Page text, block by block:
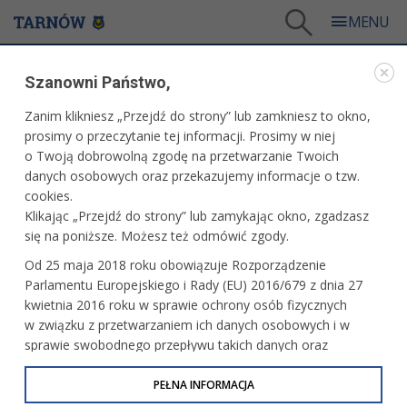
Azoty Tauron Tarnów - Unibax Toruń
WARTO ZOBACZYĆ
AZOTY TAURON TARNÓW - UNIBAX TORUŃ
3 czerwca 2012 r.fot. tarnow.pl
Szanowni Państwo,
Zanim klikniesz „Przejdź do strony” lub zamkniesz to okno,
prosimy o przeczytanie tej informacji. Prosimy w niej
o Twoją dobrowolną zgodę na przetwarzanie Twoich
danych osobowych oraz przekazujemy informacje o tzw.
cookies.
Klikając „Przejdź do strony” lub zamykając okno, zgadzasz
się na poniższe. Możesz też odmówić zgody.
Od 25 maja 2018 roku obowiązuje Rozporządzenie
Parlamentu Europejskiego i Rady (EU) 2016/679 z dnia 27
kwietnia 2016 roku w sprawie ochrony osób fizycznych
w związku z przetwarzaniem ich danych osobowych i w
sprawie swobodnego przepływu takich danych oraz
uchylenia dyrektywy 95/46/WE (określane jako RODO, GDPR
lub Ogólne Rozporządzenie o Ochronie Danych
PEŁNA INFORMACJA